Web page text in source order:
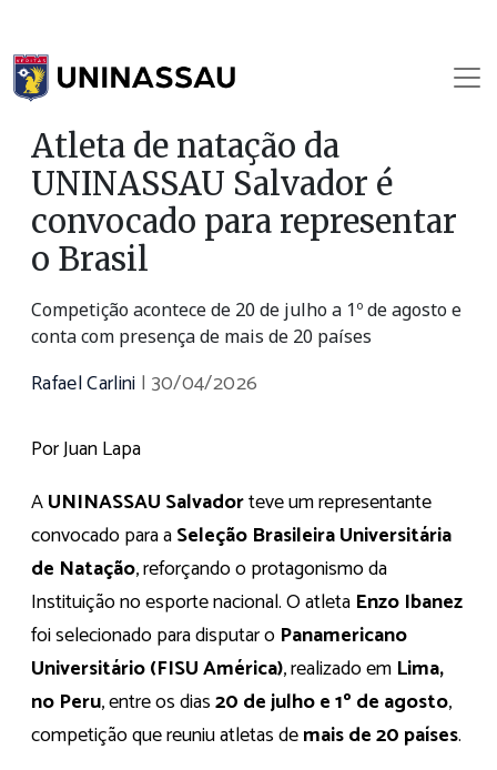
Atleta de natação da
UNINASSAU Salvador é
convocado para representar
o Brasil
Competição acontece de 20 de julho a 1º de agosto e
conta com presença de mais de 20 países
Rafael Carlini | 30/04/2026
Por Juan Lapa
AUNINASSAU Salvadorteve um representante
convocado para aSeleção Brasileira Universitária
de Natação, reforçando o protagonismo da
Instituição no esporte nacional. O atleta Enzo Ibanez
foi selecionado para disputar o Panamericano
Universitário (FISU América), realizado em Lima,
no Peru, entre os dias20 de julho e 1º de agosto,
competição que reuniu atletas demais de 20 países.